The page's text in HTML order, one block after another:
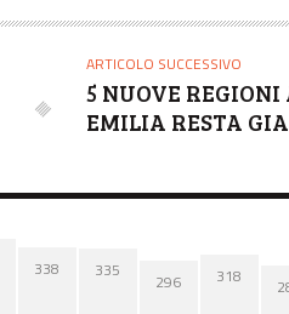
ARTICOLO SUCCESSIVO
5 NUOVE
EMILIA RESTA
338 335
296 318